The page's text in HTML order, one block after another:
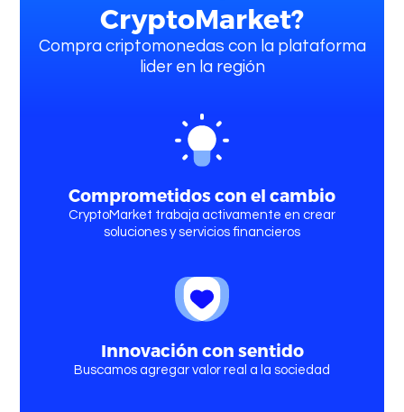
Comprar
CryptoMarket?
Compra criptomonedas con la plataforma
lider en la región
Comprometidos con el cambio
CryptoMarket trabaja activamente en crear
soluciones y servicios financieros
Innovación con sentido
Buscamos agregar valor real a la sociedad